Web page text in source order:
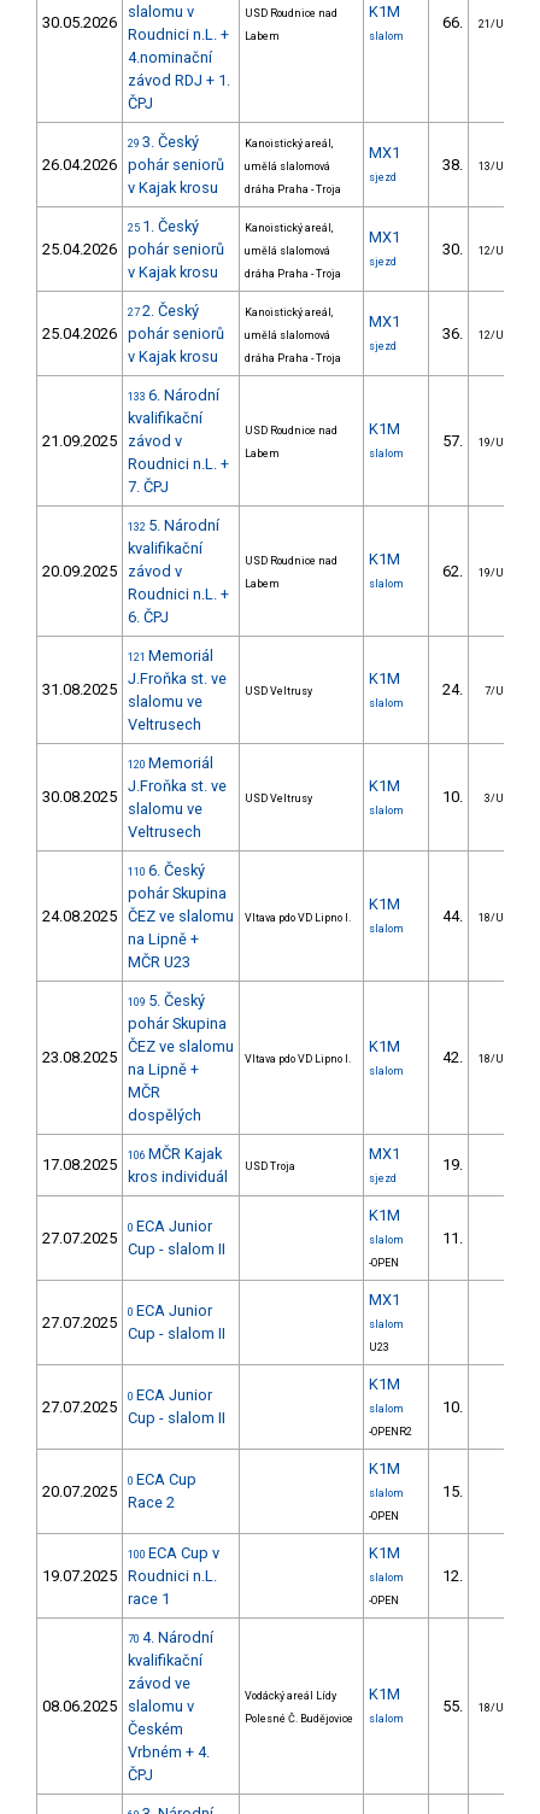
30.05.2026
slalomu v
Roudnici n.L. +
4.nominační
závod RDJ + 1.
ČPJ
USD Roudnice nad
Labem
K1M
slalom
66. 21/U23
26.04.2026
29 3. Český
pohár seniorů
v Kajak krosu
Kanoistický areál,
umělá slalomová
dráha Praha - Troja
MX1
sjezd
38. 13/U23
25.04.2026
25 1. Český
pohár seniorů
v Kajak krosu
Kanoistický areál,
umělá slalomová
dráha Praha - Troja
MX1
sjezd
30. 12/U23
25.04.2026
27 2. Český
pohár seniorů
v Kajak krosu
Kanoistický areál,
umělá slalomová
dráha Praha - Troja
MX1
sjezd
36. 12/U23
21.09.2025
133 6. Národní
kvalifikační
závod v
Roudnici n.L. +
7. ČPJ
USD Roudnice nad
Labem
K1M
slalom
57. 19/U23
20.09.2025
132 5. Národní
kvalifikační
závod v
Roudnici n.L. +
6. ČPJ
USD Roudnice nad
Labem
K1M
slalom
62. 19/U23
31.08.2025
121 Memoriál
J.Froňka st. ve
slalomu ve
Veltrusech
USD Veltrusy
K1M
slalom
24. 7/U23
30.08.2025
120 Memoriál
J.Froňka st. ve
slalomu ve
Veltrusech
USD Veltrusy
K1M
slalom
10. 3/U23
24.08.2025
110 6. Český
pohár Skupina
ČEZ ve slalomu
na Lipně +
MČR U23
Vltava pdo VD Lipno I.
K1M
slalom
44. 18/U23
23.08.2025
109 5. Český
pohár Skupina
ČEZ ve slalomu
na Lipně +
MČR
dospělých
Vltava pdo VD Lipno I.
K1M
slalom
42. 18/U23
17.08.2025 106 MČR Kajak
kros individuál
USD Troja
MX1
sjezd
19.
27.07.2025
0 ECA Junior
Cup - slalom II
K1M
slalom
-OPEN
11.
27.07.2025
0 ECA Junior
Cup - slalom II
MX1
slalom
U23
27.07.2025
0 ECA Junior
Cup - slalom II
K1M
slalom
-OPENR2
10.
20.07.2025
0 ECA Cup
Race 2
K1M
slalom
-OPEN
15.
19.07.2025
100 ECA Cup v
Roudnici n.L.
race 1
K1M
slalom
-OPEN
12.
08.06.2025
70 4. Národní
kvalifikační
závod ve
slalomu v
Českém
Vrbném + 4.
ČPJ
Vodácký areál Lídy
Polesné Č. Budějovice
K1M
slalom
55. 18/U23